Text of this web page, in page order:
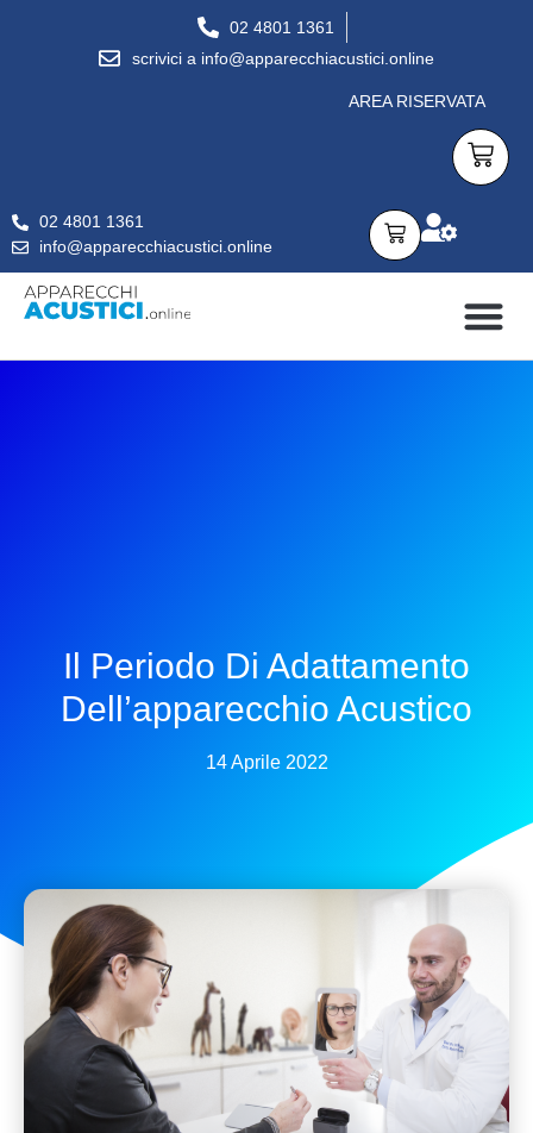
02 4801 1361
scrivici a info@apparecchiacustici.online
AREA RISERVATA
02 4801 1361
info@apparecchiacustici.online
Il Periodo Di Adattamento
Dell’apparecchio Acustico
14 Aprile 2022